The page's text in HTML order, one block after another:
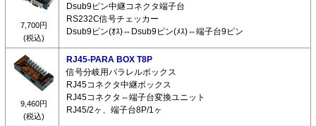
7,700円
(税込)
Dsub9ピン中継コネクタ端子台
RS232C信号チェッカー
Dsub9ピン(ｵｽ)⇔Dsub9ピン(ﾒｽ)⇔端子台9ピン
9,460円
(税込)
RJ45-PARA BOX T8P
信号分岐用パラレルボックス
RJ45コネクタ中継ボックス
RJ45コネクタ⇔端子台変換ユニット
RJ45/2ヶ、端子台8P/1ヶ